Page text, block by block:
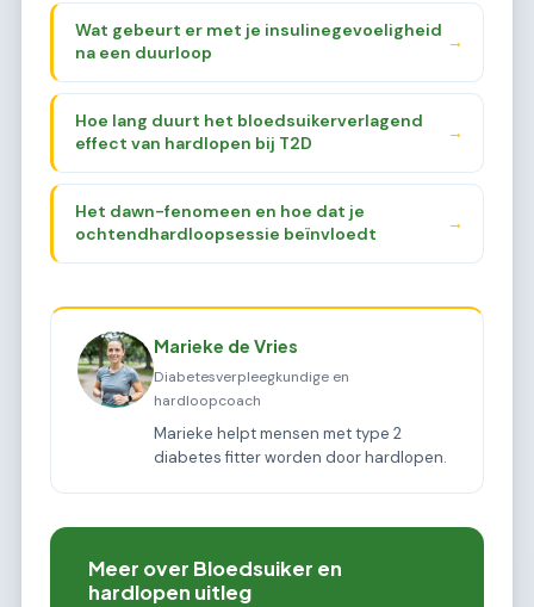
Wat gebeurt er met je insulinegevoeligheid
na een duurloop
→
Hoe lang duurt het bloedsuikerverlagend
effect van hardlopen bij T2D
→
Het dawn-fenomeen en hoe dat je
ochtendhardloopsessie beïnvloedt
→
Marieke de Vries
Diabetesverpleegkundige en
hardloopcoach
Marieke helpt mensen met type 2
diabetes fitter worden door hardlopen.
Meer over Bloedsuiker en
hardlopen uitleg